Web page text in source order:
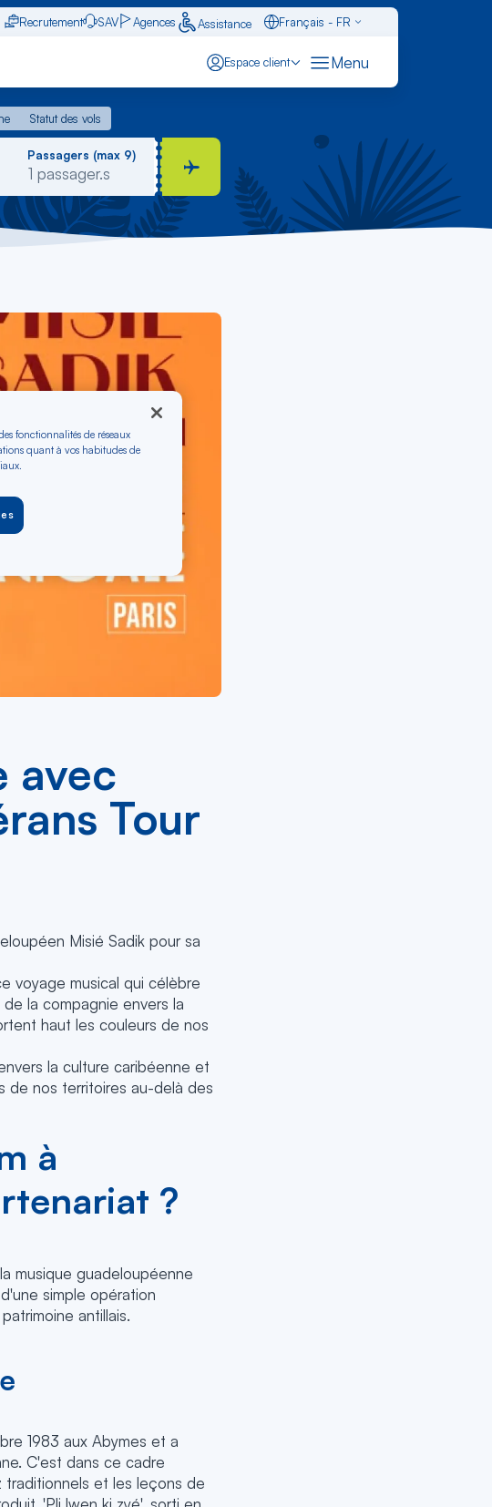
Recrutement SAV Agences Assistance
Français - FR
Espace client Menu
Statut des vols
Statut des vols
Passagers (max 9)
avec
Tour
Misié Sadik pour sa
voyage musical qui célèbre
la compagnie envers la
haut les couleurs de nos
la culture caribéenne et
de nos territoires au-delà des
à
?
musique guadeloupéenne
simple opération
antillais.
1983 aux Abymes et a
C'est dans ce cadre
traditionnels et les leçons de
fonctionnalités de réseaux
quant à vos habitudes de